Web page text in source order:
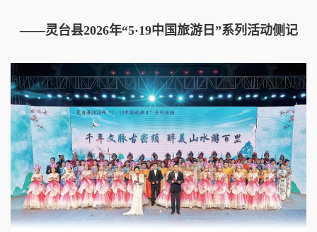
——灵台县2026年“5·19中国旅游日”系列活动侧记